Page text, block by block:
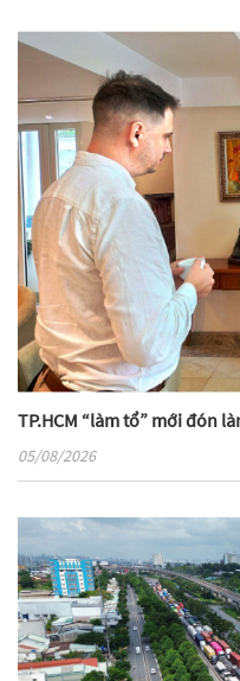
TP.HCM “làm tổ” mới đón
05/08/2026